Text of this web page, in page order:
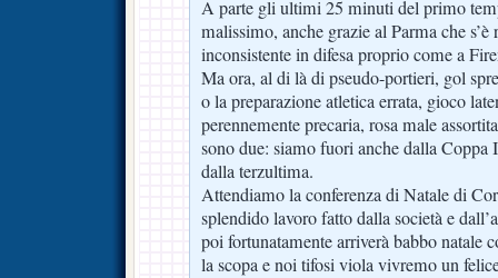
A parte gli ultimi 25 minuti del primo
malissimo, anche grazie al Parma che s’è
inconsistente in difesa proprio come a
Ma ora, al di là di pseudo-portieri, gol
o la preparazione atletica errata, gioco
perennemente precaria, rosa male
sono due: siamo fuori anche dalla Coppa
dalla terzultima.
Attendiamo la conferenza di Natale di
splendido lavoro fatto dalla società e
poi fortunatamente arriverà babbo natale
la scopa e noi tifosi viola vivremo un